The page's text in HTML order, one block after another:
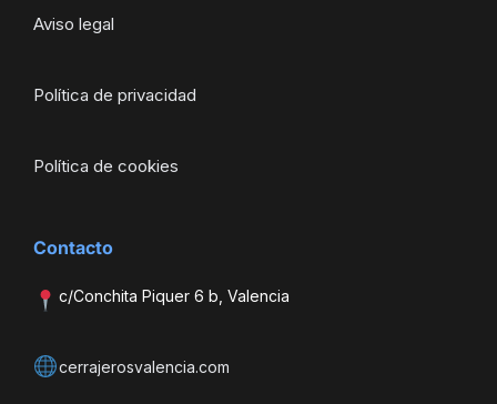
Aviso legal
Política de privacidad
Política de cookies
Contacto
c/Conchita Piquer 6 b, Valencia
cerrajerosvalencia.com